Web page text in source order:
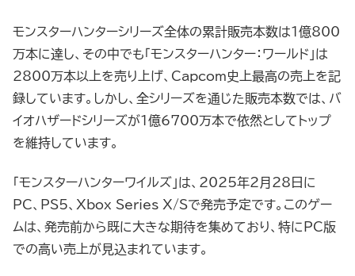
モンスターハンターシリーズ全体の累計販売本数は1億800
万本に達し、その中でも「モンスターハンター：ワールド」は
2800万本以上を売り上げ、Capcom史上最高の売上を記
録しています。しかし、全シリーズを通じた販売本数では、バ
イオハザードシリーズが1億6700万本で依然としてトップ
を維持しています。
「モンスターハンターワイルズ」は、2025年2月28日に
PC、PS5、Xbox Series X/Sで発売予定です。このゲー
ムは、発売前から既に大きな期待を集めており、特にPC版
での高い売上が見込まれています。